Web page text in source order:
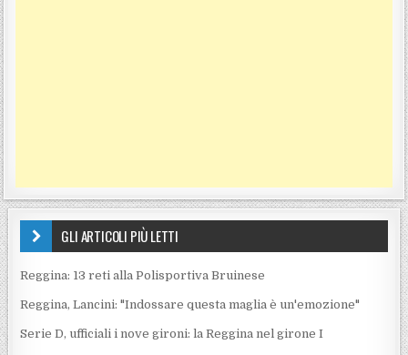
GLI ARTICOLI PIÙ LETTI
Reggina: 13 reti alla Polisportiva Bruinese
Reggina, Lancini: "Indossare questa maglia è un'emozione"
Serie D, ufficiali i nove gironi: la Reggina nel girone I